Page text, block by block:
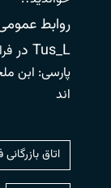
روابط
Tus_L در
پارسی: ابن
اند
اتاق